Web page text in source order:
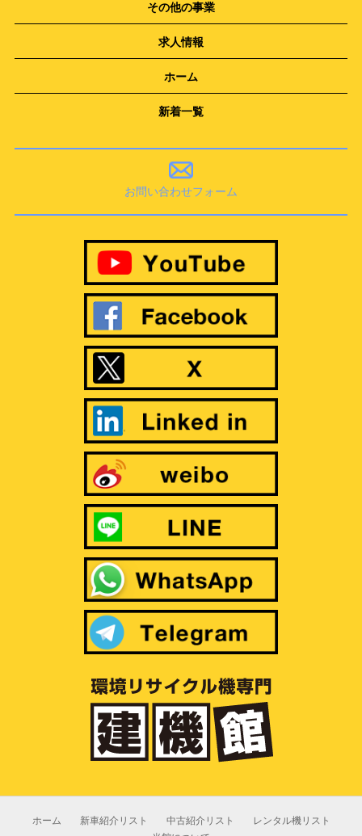
その他の事業
求人情報
ホーム
新着一覧
お問い合わせフォーム
ホーム 新車紹介リスト 中古紹介リスト
レンタル機リスト